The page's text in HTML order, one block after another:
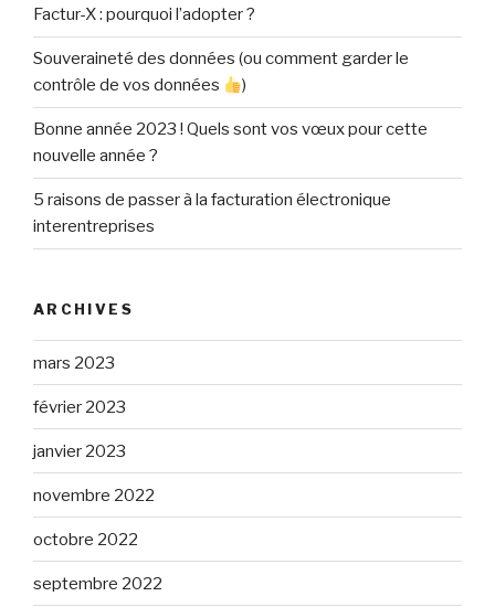
Factur-X : pourquoi l’adopter ?
Souveraineté des données (ou comment garder le
contrôle de vos données
)
Bonne année 2023 ! Quels sont vos vœux pour cette
nouvelle année ?
5 raisons de passer à la facturation électronique
interentreprises
ARCHIVES
mars 2023
février 2023
janvier 2023
novembre 2022
octobre 2022
septembre 2022